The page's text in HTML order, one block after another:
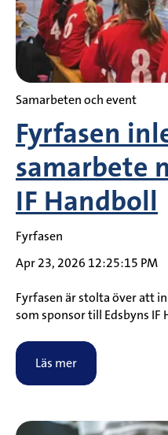
Samarbeten och event
Fyrfasen
samarbete
IF Handboll
Fyrfasen
Apr 23, 2026 12:25:15 PM
Fyrfasen är stolta över att
som sponsor till Edsbyns IF
Läs mer